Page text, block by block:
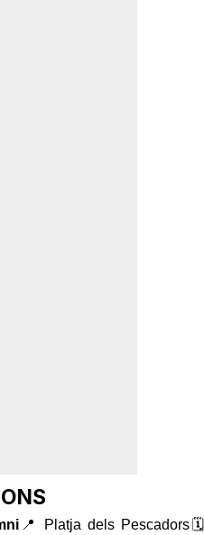
📍 Platja dels Pescadors🗓